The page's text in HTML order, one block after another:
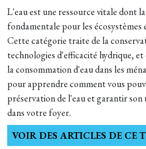
L'eau est une ressource vitale dont
fondamentale pour les écosystèmes
Cette catégorie traite de la
technologies d'efficacité hydrique,
la consommation d'eau dans les
pour apprendre comment vous
préservation de l'eau et garantir
dans votre foyer.
VOIR DES ARTICLES DE CE